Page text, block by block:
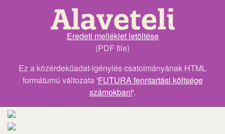
Eredeti melléklet letöltése
(PDF file)
Ez a közérdekűadat-igénylés csatolmányának HTML
formátumú változata 'FUTURA fenntartási költsége
számokban!'.